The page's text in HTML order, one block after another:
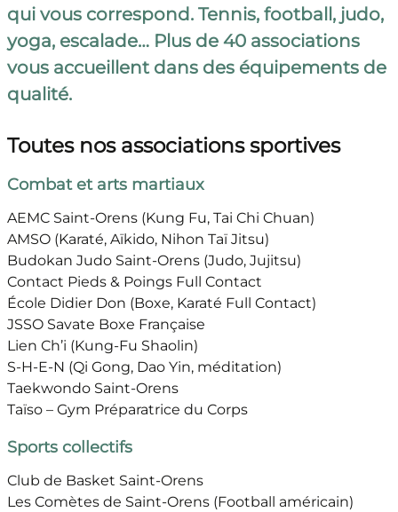
qui vous correspond. Tennis, football, judo,
yoga, escalade… Plus de 40 associations
vous accueillent dans des équipements de
qualité.
Toutes nos associations sportives
Combat et arts martiaux
AEMC Saint-Orens (Kung Fu, Tai Chi Chuan)
AMSO (Karaté, Aïkido, Nihon Taï Jitsu)
Budokan Judo Saint-Orens (Judo, Jujitsu)
Contact Pieds & Poings Full Contact
École Didier Don (Boxe, Karaté Full Contact)
JSSO Savate Boxe Française
Lien Ch’i (Kung-Fu Shaolin)
S-H-E-N (Qi Gong, Dao Yin, méditation)
Taekwondo Saint-Orens
Taïso – Gym Préparatrice du Corps
Sports collectifs
Club de Basket Saint-Orens
Les Comètes de Saint-Orens (Football américain)